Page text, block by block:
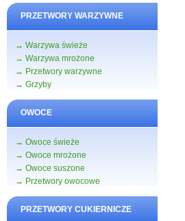
PRZETWORY WARZYWNE
→ Warzywa świeże
→ Warzywa mrożone
→ Przetwory warzywne
→ Grzyby
OWOCE
→ Owoce świeże
→ Owoce mrożone
→ Owoce suszone
→ Przetwory owocowe
PRZETWORY CUKIERNICZE